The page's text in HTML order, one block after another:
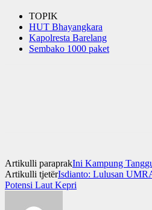
TOPIK
HUT Bhayangkara
Kapolresta Barelang
Sembako 1000 paket
Artikulli paraprakIni Kampung
Artikulli tjetërIsdianto: Lulusan
Potensi Laut Kepri